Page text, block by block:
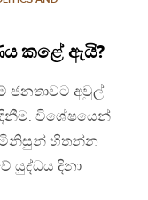
කළේ ඇයි?
ජනතාවට අවුල්
විශේෂයෙන්
මිනිසුන් හිතන්න
යුද්ධය දිනා